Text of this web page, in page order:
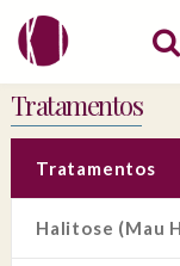
Tratamentos
Tratamentos
Halitose (Mau